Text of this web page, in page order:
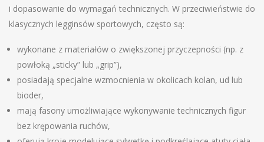
i dopasowanie do wymagań technicznych. W przeciwieństwie do
klasycznych legginsów sportowych, często są:
wykonane z materiałów o zwiększonej przyczepności (np. z
powłoką „sticky” lub „grip”),
posiadają specjalne wzmocnienia w okolicach kolan, ud lub
bioder,
mają fasony umożliwiające wykonywanie technicznych figur
bez krępowania ruchów,